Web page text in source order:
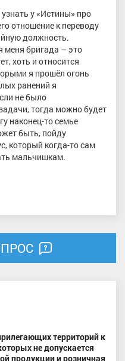
у «Истины» про
отношение к переводу
должность.
меня бригада – это
хоть и относится
я прошёл огонь
ранений я
не было
тогда можно будет
наконец-то семье
быть, пойду
который когда-то сам
мальчишкам.
территорий к
не допускается
продукции и розничная